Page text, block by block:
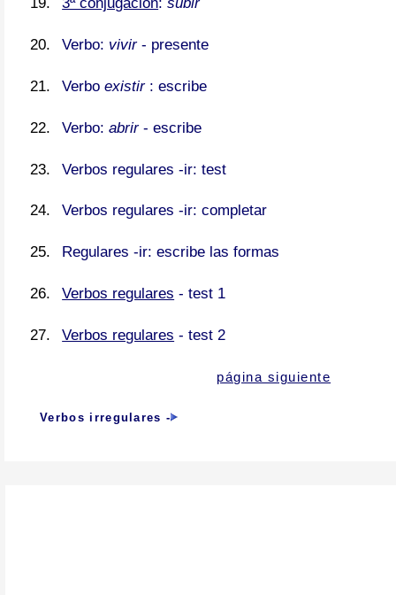
3ª conjugación:subir
Verbo: vivir- presente
Verboexistir: escribe
Verbo:abrir- escribe
Verbos regulares -ir: test
Verbos regulares -ir: completar
Regulares -ir: escribe las formas
Verbos regulares - test 1
Verbos regulares - test 2
página siguiente
Verbos irregulares -